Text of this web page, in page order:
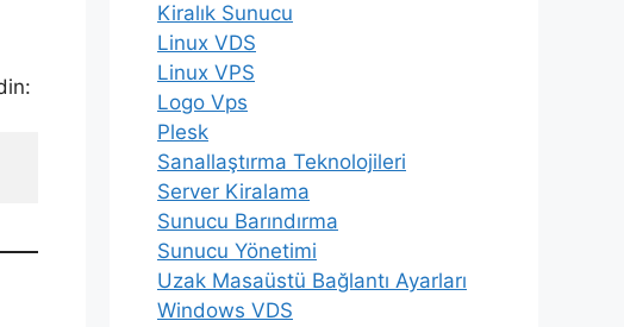
Kiralık Sunucu
Linux VDS
Linux VPS
Logo Vps
Plesk
Sanallaştırma Teknolojileri
Server Kiralama
Sunucu Barındırma
Sunucu Yönetimi
Uzak Masaüstü Bağlantı Ayarları
Windows VDS